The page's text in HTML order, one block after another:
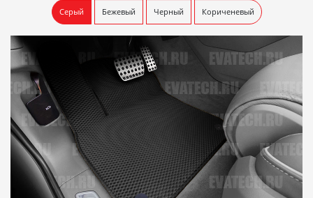
Серый Бежевый Черный Кориченевый